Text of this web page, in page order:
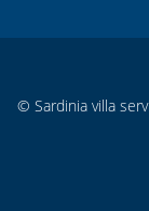
© Sardinia villa